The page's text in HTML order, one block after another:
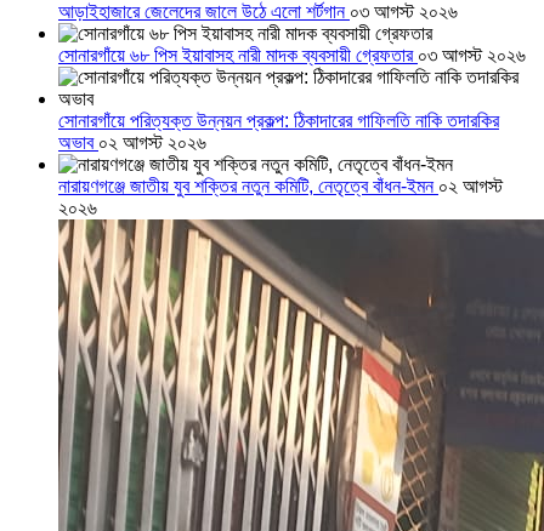
আড়াইহাজারে জেলেদের জালে উঠে এলো শর্টগান ০৩ আগস্ট ২০২৬
সোনারগাঁয়ে ৬৮ পিস ইয়াবাসহ নারী মাদক ব্যবসায়ী গ্রেফতার ০৩ আগস্ট ২০২৬
সোনারগাঁয়ে পরিত্যক্ত উন্নয়ন প্রকল্প: ঠিকাদারের গাফিলতি নাকি তদারকির
অভাব ০২ আগস্ট ২০২৬
নারায়ণগঞ্জে জাতীয় যুব শক্তির নতুন কমিটি, নেতৃত্বে বাঁধন-ইমন ০২ আগস্ট
২০২৬